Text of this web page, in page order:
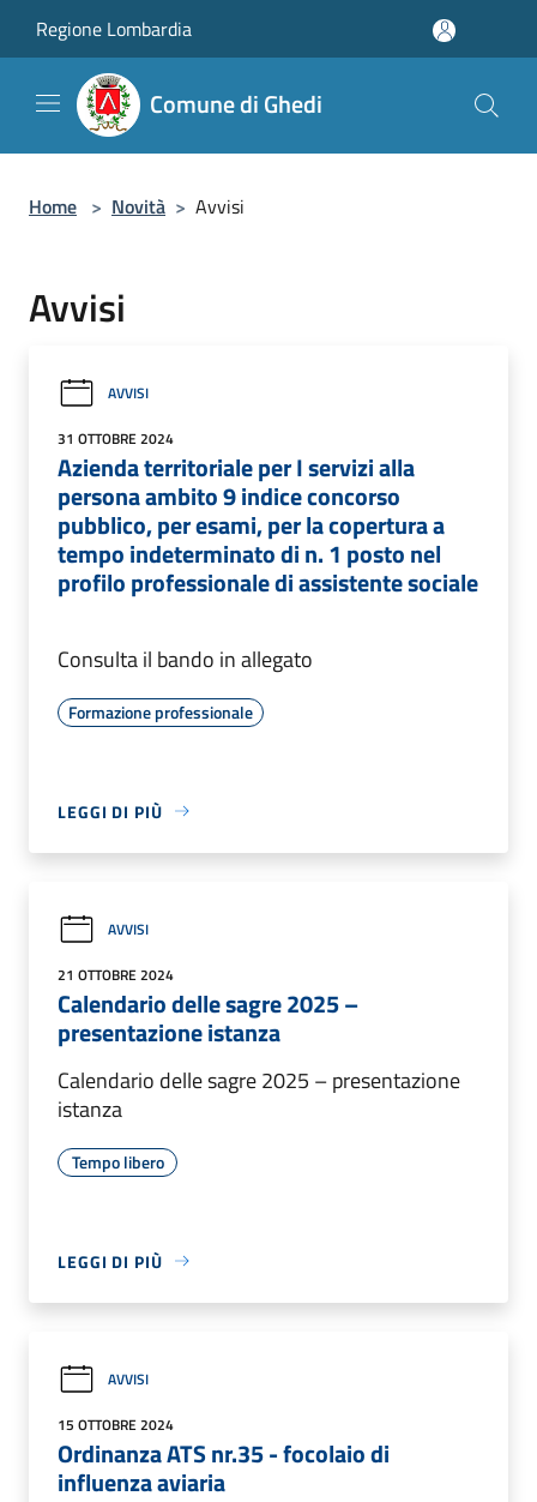
Regione Lombardia
Comune di Ghedi
Home > Novità > Avvisi
Avvisi
AVVISI
31 OTTOBRE 2024
Azienda territoriale per I servizi alla
persona ambito 9 indice concorso
pubblico, per esami, per la copertura a
tempo indeterminato di n. 1 posto nel
profilo professionale di assistente sociale
Consulta il bando in allegato
Formazione professionale
LEGGI DI PIÙ
AVVISI
21 OTTOBRE 2024
Calendario delle sagre 2025 –
presentazione istanza
Calendario delle sagre 2025 – presentazione
istanza
Tempo libero
LEGGI DI PIÙ
AVVISI
15 OTTOBRE 2024
Ordinanza ATS nr.35 - focolaio di
influenza aviaria